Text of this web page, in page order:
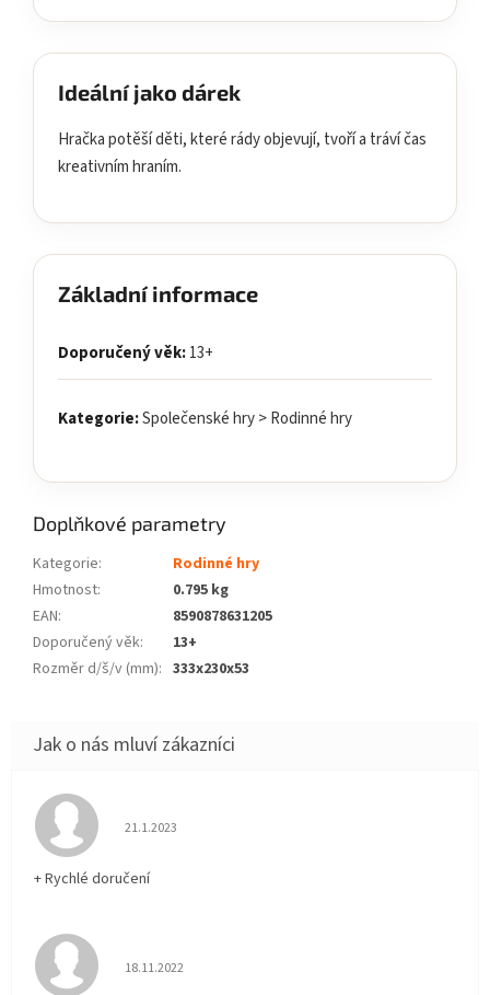
Ideální jako dárek
Hračka potěší děti, které rády objevují, tvoří a tráví čas
kreativním hraním.
Základní informace
Doporučený věk:13+
Kategorie:Společenské hry > Rodinné hry
Doplňkové parametry
Kategorie:
Rodinné hry
Hmotnost:
0.795 kg
EAN:
8590878631205
Doporučený věk:
13+
Rozměr d/š/v (mm): 333x230x53
Hodnocení obchodu je 5 z 5 hvězdiček.
21.1.2023
+ Rychlé doručení
Hodnocení obchodu je 5 z 5 hvězdiček.
18.11.2022